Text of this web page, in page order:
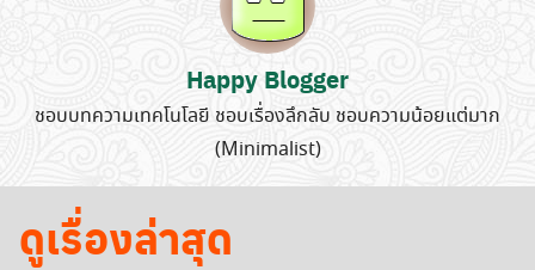
Happy Blogger
ชอบบทความเทคโนโลยี ชอบเรื่องลึกลับ ชอบความน้อยแต่มาก
(Minimalist)
ดูเรื่องล่าสุด